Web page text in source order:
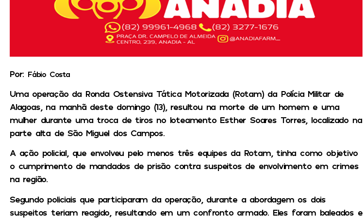
Por: Fábio Costa
Uma operação da Ronda Ostensiva Tática Motorizada (Rotam) da Polícia Militar de
Alagoas, na manhã deste domingo (13), resultou na morte de um homem e uma
mulher durante uma troca de tiros no loteamento Esther Soares Torres, localizado na
parte alta de São Miguel dos Campos.
A ação policial, que envolveu pelo menos três equipes da Rotam, tinha como objetivo
o cumprimento de mandados de prisão contra suspeitos de envolvimento em crimes
na região.
Segundo policiais que participaram da operação, durante a abordagem os dois
suspeitos teriam reagido, resultando em um confronto armado. Eles foram baleados e